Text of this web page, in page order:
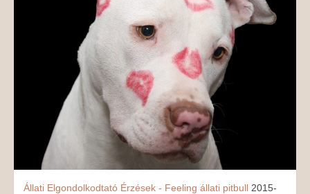
Állati Elgondolkodtató Érzések - Feeling állati pitbull 2015-